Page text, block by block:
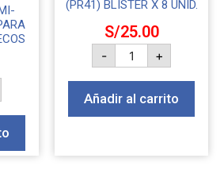
(PR41) BLISTER X 8 UNID.
S/25.00
- +
Añadir al carrito